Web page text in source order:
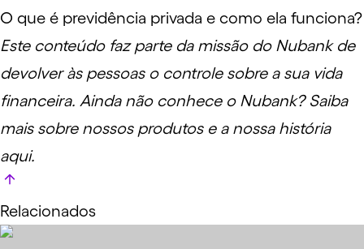
O que é previdência privada e como ela funciona?
Este conteúdo faz parte da missão do Nubank de
devolver às pessoas o controle sobre a sua vida
financeira. Ainda não conhece o Nubank? Saiba
mais sobre nossos produtos e a nossa história
aqui.
Relacionados